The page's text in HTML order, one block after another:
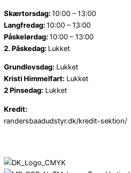
Skærtorsdag:10:00 – 13:00
Langfredag:10:00 – 13:00
Påskelørdag:10:00 – 13:00
2. Påskedag: Lukket
Grundlovsdag: Lukket
Kristi Himmelfart: Lukket
2 Pinsedag: Lukket
Kredit:
randersbaadudstyr.dk/kredit-sektion/